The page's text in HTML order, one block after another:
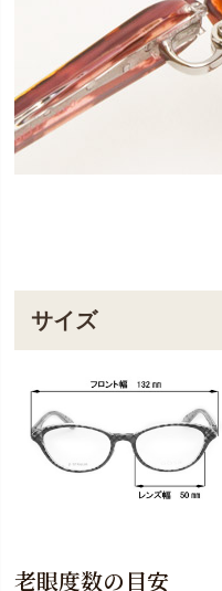
サイズ
老眼度数の目安